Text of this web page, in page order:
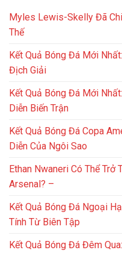
Myles Lewis-Skelly Đã
Thế
Kết Quả Bóng Đá Mới
Địch Giải
Kết Quả Bóng Đá Mới
Diễn Biến Trận
Kết Quả Bóng Đá Copa
Diễn Của Ngôi Sao
Ethan Nwaneri Có Thể Trở
Arsenal? –
Kết Quả Bóng Đá Ngoại
Tính Từ Biên Tập
Kết Quả Bóng Đá Đêm